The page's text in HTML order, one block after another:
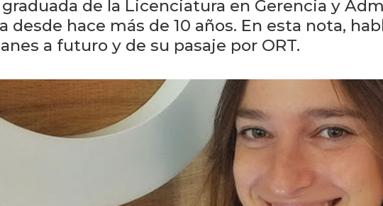
de la Licenciatura en Gerencia y
desde hace más de 10 años. En esta nota,
a futuro y de su pasaje por ORT.